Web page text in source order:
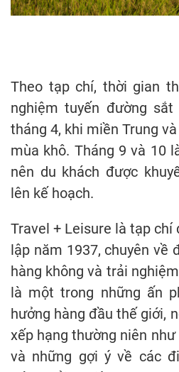
Theo tạp chí, thời gian
nghiệm tuyến đường
tháng 4, khi miền Trung
mùa khô. Tháng 9 và 10
nên du khách được
lên kế hoạch.
Travel + Leisure là tạp chí
lập năm 1937, chuyên về
hàng không và trải
là một trong những ấn
hưởng hàng đầu thế giới,
xếp hạng thường niên
và những gợi ý về các